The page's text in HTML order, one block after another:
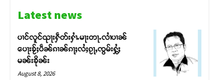
Latest news
ပၢင်လူင်ၺႃးႁဵတ်းႁၢႆႉမႃးတႃႉလၢႆပၢၼ် ​​
ပေႃးၶႂ်ႈပဵၼ်ၵၢၼ်ၵႃႈလႆႈၵႂႃႇၸွမ်းႁွႆႈ
မၼ်းၶိုၼ်း
August 8, 2026